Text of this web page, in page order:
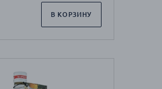
В КОРЗИНУ